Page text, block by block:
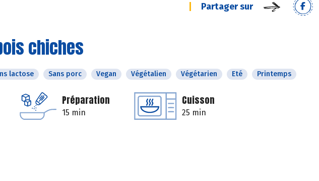
Partager sur
chiches
lactose Sans porc Vegan Végétalien Végétarien Eté Printemps
Préparation
15 min
Cuisson
25 min